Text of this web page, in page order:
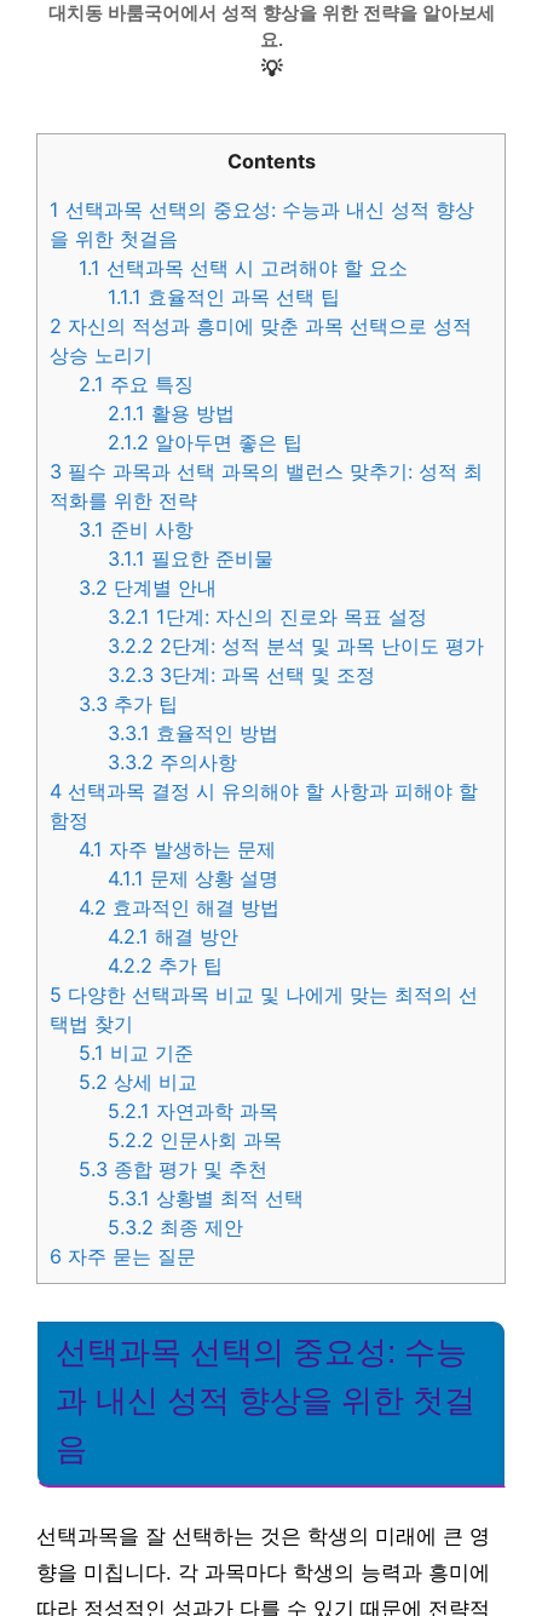
대치동 바룸국어에서 성적 향상을 위한 전략을 알아보세
요.
💡
Contents
1 선택과목 선택의 중요성: 수능과 내신 성적 향상
을 위한 첫걸음
1.1 선택과목 선택 시 고려해야 할 요소
1.1.1 효율적인 과목 선택 팁
2 자신의 적성과 흥미에 맞춘 과목 선택으로 성적
상승 노리기
2.1 주요 특징
2.1.1 활용 방법
2.1.2 알아두면 좋은 팁
3 필수 과목과 선택 과목의 밸런스 맞추기: 성적 최
적화를 위한 전략
3.1 준비 사항
3.1.1 필요한 준비물
3.2 단계별 안내
3.2.1 1단계: 자신의 진로와 목표 설정
3.2.2 2단계: 성적 분석 및 과목 난이도 평가
3.2.3 3단계: 과목 선택 및 조정
3.3 추가 팁
3.3.1 효율적인 방법
3.3.2 주의사항
4 선택과목 결정 시 유의해야 할 사항과 피해야 할
함정
4.1 자주 발생하는 문제
4.1.1 문제 상황 설명
4.2 효과적인 해결 방법
4.2.1 해결 방안
4.2.2 추가 팁
5 다양한 선택과목 비교 및 나에게 맞는 최적의 선
택법 찾기
5.1 비교 기준
5.2 상세 비교
5.2.1 자연과학 과목
5.2.2 인문사회 과목
5.3 종합 평가 및 추천
5.3.1 상황별 최적 선택
5.3.2 최종 제안
6 자주 묻는 질문
선택과목 선택의 중요성: 수능
과 내신 성적 향상을 위한 첫걸
음
선택과목을 잘 선택하는 것은 학생의 미래에 큰 영
향을 미칩니다. 각 과목마다 학생의 능력과 흥미에
따라 정성적인 성과가 다를 수 있기 때문에 전략적